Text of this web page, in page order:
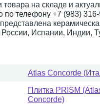
товара на складе и
по телефону +7 (983)
России, Испании, Индии,
Atlas Concorde
Плитка PRISM
Concorde)